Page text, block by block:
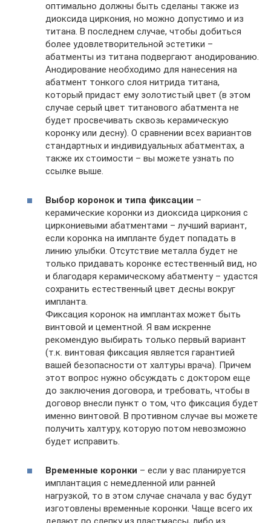
оптимально должны быть сделаны также из
диоксида циркония, но можно допустимо и из
титана. В последнем случае, чтобы добиться
более удовлетворительной эстетики –
абатменты из титана подвергают анодированию.
Анодирование необходимо для нанесения на
абатмент тонкого слоя нитрида титана,
который придаст ему золотистый цвет (в этом
случае серый цвет титанового абатмента не
будет просвечивать сквозь керамическую
коронку или десну). О сравнении всех вариантов
стандартных и индивидуальных абатментах, а
также их стоимости – вы можете узнать по
ссылке выше.
Выбор коронок и типа фиксации –
керамические коронки из диоксида циркония с
циркониевыми абатментами – лучший вариант,
если коронка на импланте будет попадать в
линию улыбки. Отсутствие металла будет не
только придавать коронке естественный вид, но
и благодаря керамическому абатменту – удастся
сохранить естественный цвет десны вокруг
импланта.
Фиксация коронок на имплантах может быть
винтовой и цементной. Я вам искренне
рекомендую выбирать только первый вариант
(т.к. винтовая фиксация является гарантией
вашей безопасности от халтуры врача). Причем
этот вопрос нужно обсуждать с доктором еще
до заключения договора, и требовать, чтобы в
договор внесли пункт о том, что фиксация будет
именно винтовой. В противном случае вы можете
получить халтуру, которую потом невозможно
будет исправить.
Временные коронки – если у вас планируется
имплантация с немедленной или ранней
нагрузкой, то в этом случае сначала у вас будут
изготовлены временные коронки. Чаще всего их